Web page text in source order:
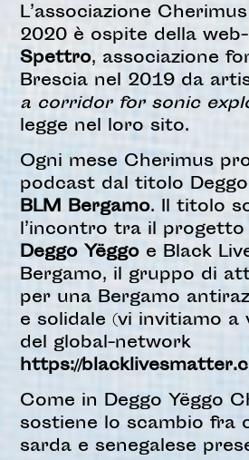
L’associazione
2020 è ospite della
Spettro, associazione
Brescia nel 2019 da
a corridor for sonic
legge nel loro sito.
Ogni mese Cherimus
podcast dal titolo
BLM Bergamo. Il titolo
l’incontro tra il
Deggo Yëggo e Black
Bergamo, il gruppo di
per una Bergamo
e solidale (vi invitiamo
del global-network
https://
Come in Deggo Yëggo
sostiene lo scambio fra
sarda e senegalese